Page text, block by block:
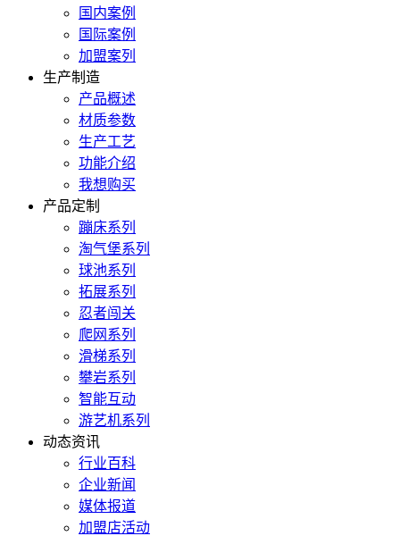
国内案例
国际案例
加盟案列
生产制造
产品概述
材质参数
生产工艺
功能介绍
我想购买
产品定制
蹦床系列
淘气堡系列
球池系列
拓展系列
忍者闯关
爬网系列
滑梯系列
攀岩系列
智能互动
游艺机系列
动态资讯
行业百科
企业新闻
媒体报道
加盟店活动